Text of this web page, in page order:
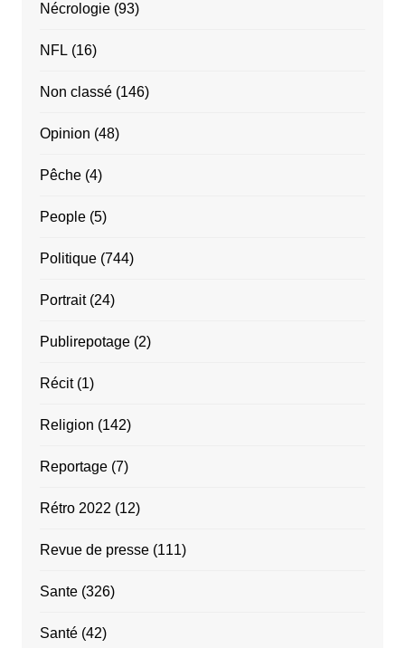
Nécrologie(93)
NFL (16)
Non classé(146)
Opinion (48)
Pêche(4)
People(5)
Politique(744)
Portrait(24)
Publirepotage(2)
Récit(1)
Religion (142)
Reportage(7)
Rétro 2022 (12)
Revue de presse(111)
Sante(326)
Santé(42)